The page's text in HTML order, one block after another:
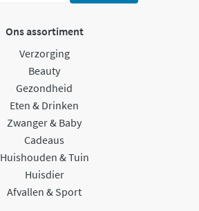
Ons assortiment
Verzorging
Beauty
Gezondheid
Eten & Drinken
Zwanger & Baby
Cadeaus
Huishouden & Tuin
Huisdier
Afvallen & Sport